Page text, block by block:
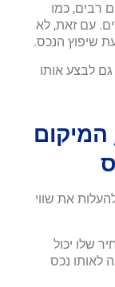
רבים, כמו
עם זאת, לא
שיפוץ הנכס.
לבצע אותו
המיקום
את שווי
שלו יכול
לאותו נכס